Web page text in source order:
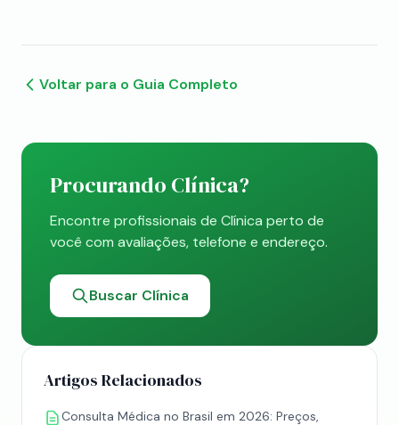
Voltar para o Guia Completo
Procurando Clínica?
Encontre profissionais de Clínica perto de
você com avaliações, telefone e endereço.
Buscar Clínica
Artigos Relacionados
Consulta Médica no Brasil em 2026: Preços,